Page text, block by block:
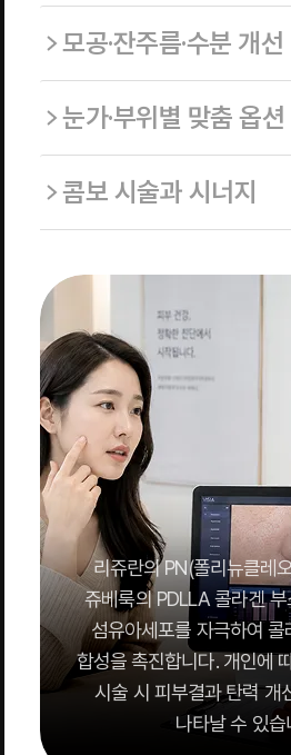
모공·잔주름·수분 개선
눈가·부위별 맞춤 옵션
콤보 시술과 시너지
리쥬란의 PN(폴리뉴클레
쥬베룩의 PDLLA 콜라겐 부
섬유아세포를 자극하여
합성을 촉진합니다. 개인에
시술 시 피부결과 탄력 개
나타날 수 있습